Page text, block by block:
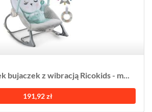
bujaczek z wibracją Ricokids - m...
191,92 zł